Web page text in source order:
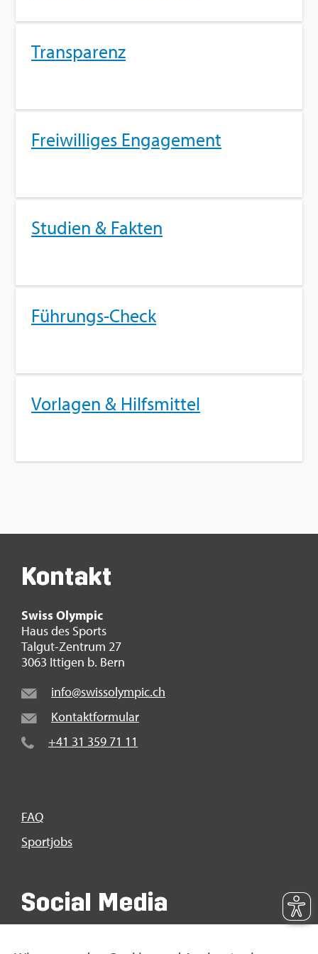
Trans­pa­renz
Frei­wil­li­ges En­ga­ge­ment
Stu­di­en & Fak­ten
Füh­rungs-Check
Vor­la­gen & Hilfs­mit­tel
Kon­takt
Swiss Olym­pic
Haus des Sports
Tal­gut-Zen­trum 27
3063 It­ti­gen b. Bern
info@​swi​ssol​ympi​c.​ch
Kon­takt­for­mu­lar
+41 31 359 71 11
FAQ
Sport­jobs
So­ci­al Media